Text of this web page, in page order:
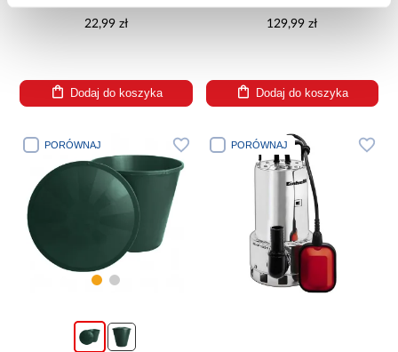
22,99 zł
Dodaj do koszyka
129,99 zł
Dodaj do koszyka
PORÓWNAJ PORÓWNAJ